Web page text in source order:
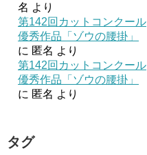
名 より
第142回カットコンクール
優秀作品「ゾウの腰掛」
に 匿名 より
第142回カットコンクール
優秀作品「ゾウの腰掛」
に 匿名 より
タグ